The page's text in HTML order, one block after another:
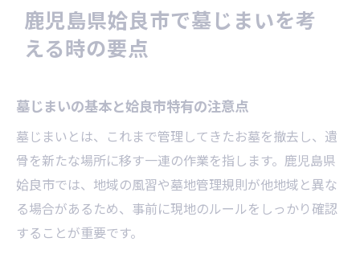
姶良市の墓じまい手続きの流れを解説
墓じまい準備で必要な書類と確認事項
遺骨の取り扱い方・移転の基礎知識
姶良市における墓じまいの注意点まとめ
家族トラブルを避ける墓じまいの工夫
墓じまいで生じやすい家族の意見対立
家族会議で意見調整する具体的な方法
鹿児島県姶良市で墓じまいを考
える時の要点
墓じまいの基本と姶良市特有の注意点
墓じまいとは、これまで管理してきたお墓を撤去し、遺
骨を新たな場所に移す一連の作業を指します。鹿児島県
姶良市では、地域の風習や墓地管理規則が他地域と異な
る場合があるため、事前に現地のルールをしっかり確認
することが重要です。